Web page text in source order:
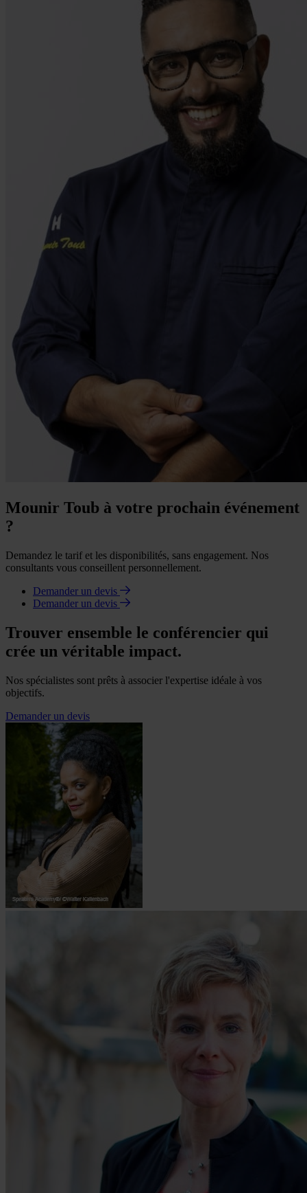
Mounir Toub à votre prochain événement
?
Demandez le tarif et les disponibilités, sans engagement. Nos
consultants vous conseillent personnellement.
Demander un devis
Demander un devis
Trouver ensemble le conférencier qui
crée un véritable impact.
Nos spécialistes sont prêts à associer l'expertise idéale à vos
objectifs.
Demander un devis